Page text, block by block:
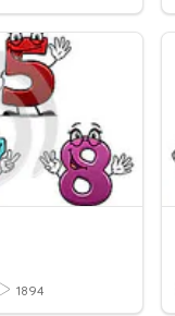
1894